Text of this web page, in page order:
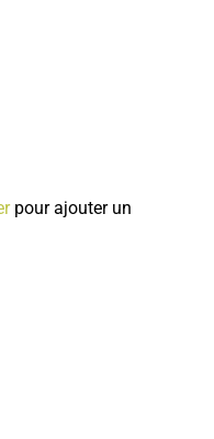
pour ajouter un